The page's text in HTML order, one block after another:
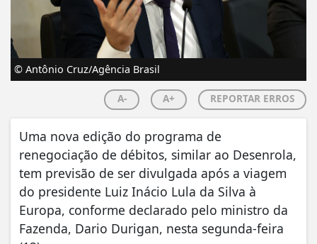
© Antônio Cruz/Agência Brasil
A- A+ REPORTAR ERROS
Uma nova edição do programa de
renegociação de débitos, similar ao Desenrola,
tem previsão de ser divulgada após a viagem
do presidente Luiz Inácio Lula da Silva à
Europa, conforme declarado pelo ministro da
Fazenda, Dario Durigan, nesta segunda-feira